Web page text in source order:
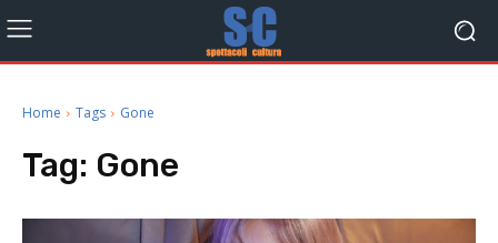
Home Tags Gone
Tag: Gone